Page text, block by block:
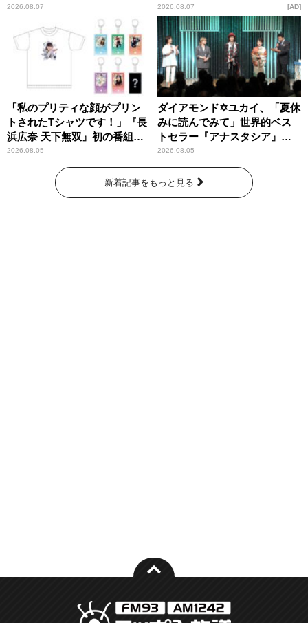
ー昼ズ』
2026.08.07 2026.08.07 AD
「私のプリティな顔がプリン
トされたTシャツです！」『長
浜広奈 天下無双』初の番組グ
ッズ発売
2026.08.05
ダイアモンド✡ユカイ、「夏休
みに読んでみて」世界的ベス
トセラー『アナスタシア』を
紹介
2026.08.05
新着記事をもっと見る